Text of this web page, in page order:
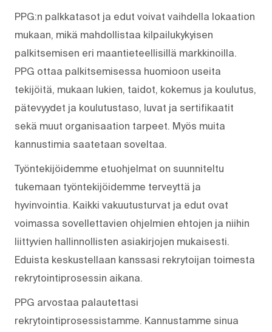
PPG:n palkkatasot ja edut voivat vaihdella lokaation
mukaan, mikä mahdollistaa kilpailukykyisen
palkitsemisen eri maantieteellisillä markkinoilla.
PPG ottaa palkitsemisessa huomioon useita
tekijöitä, mukaan lukien, taidot, kokemus ja koulutus,
pätevyydet ja koulutustaso, luvat ja sertifikaatit
sekä muut organisaation tarpeet. Myös muita
kannustimia saatetaan soveltaa.
Työntekijöidemme etuohjelmat on suunniteltu
tukemaan työntekijöidemme terveyttä ja
hyvinvointia. Kaikki vakuutusturvat ja edut ovat
voimassa sovellettavien ohjelmien ehtojen ja niihin
liittyvien hallinnollisten asiakirjojen mukaisesti.
Eduista keskustellaan kanssasi rekrytoijan toimesta
rekrytointiprosessin aikana.
PPG arvostaa palautettasi
rekrytointiprosessistamme. Kannustamme sinua